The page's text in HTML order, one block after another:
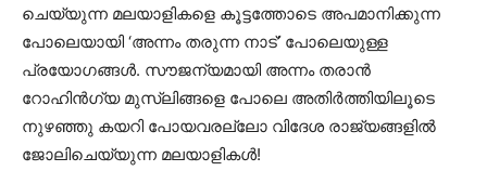
ചെയ്യുന്ന മലയാളികളെ കൂട്ടത്തോടെ അപമാനിക്കുന്ന
പോലെയായി ‘അന്നം തരുന്ന നാട്’ പോലെയുള്ള
പ്രയോഗങ്ങൾ. സൗജന്യമായി അന്നം തരാൻ
റോഹിൻഗ്യ മുസ്ലിങ്ങളെ പോലെ അതിർത്തിയിലൂടെ
നുഴഞ്ഞു കയറി പോയവരല്ലോ വിദേശ രാജ്യങ്ങളിൽ
ജോലിചെയ്യുന്ന മലയാളികൾ!